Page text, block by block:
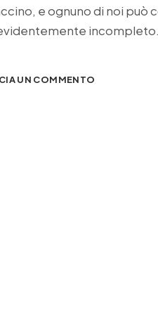
e ognuno di noi può
incompleto.
UN COMMENTO